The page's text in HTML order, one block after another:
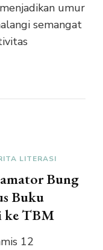
umur
semangat
LITERASI
Bung
Buku
ke TBM
12